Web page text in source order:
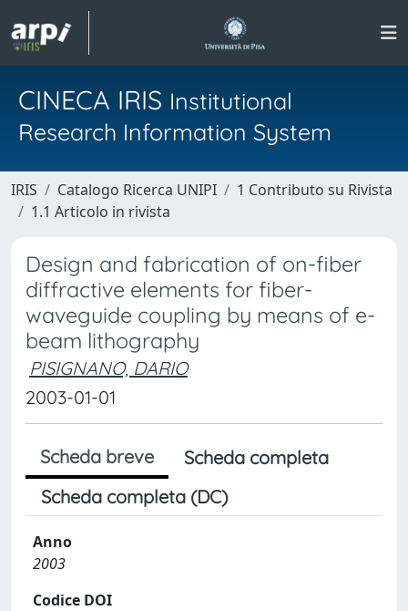
CINECA IRIS Institutional
Research Information System
IRIS Catalogo Ricerca UNIPI
1 Contributo su Rivista
1.1 Articolo in rivista
Design and fabrication of on-fiber
diffractive elements for fiber-
waveguide coupling by means of e-
beam lithography
PISIGNANO, DARIO
2003-01-01
Scheda breve
Scheda completa
Scheda completa (DC)
Anno
2003
Codice DOI